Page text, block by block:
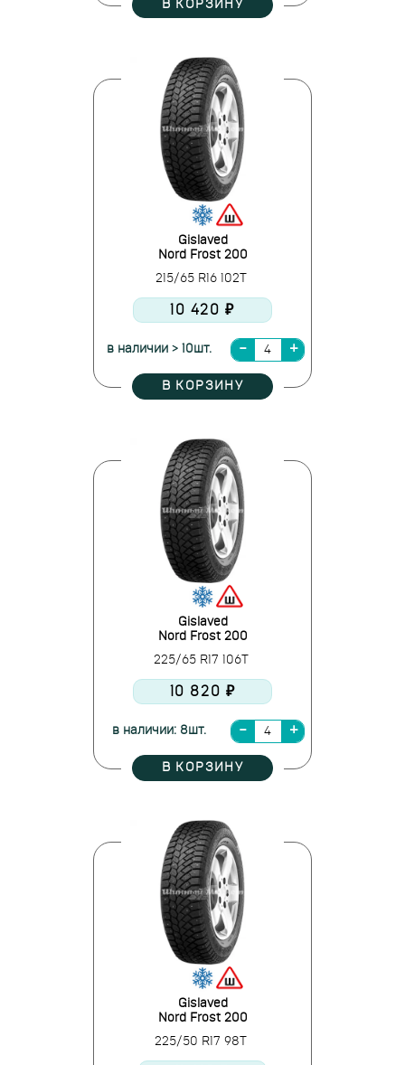
В КОРЗИНУ
Gislaved
Nord Frost 200
215/65 R16 102T
10 420 ₽
в наличии > 10шт.
В КОРЗИНУ
Gislaved
Nord Frost 200
225/65 R17 106T
10 820 ₽
в наличии: 8шт.
В КОРЗИНУ
Gislaved
Nord Frost 200
225/50 R17 98T